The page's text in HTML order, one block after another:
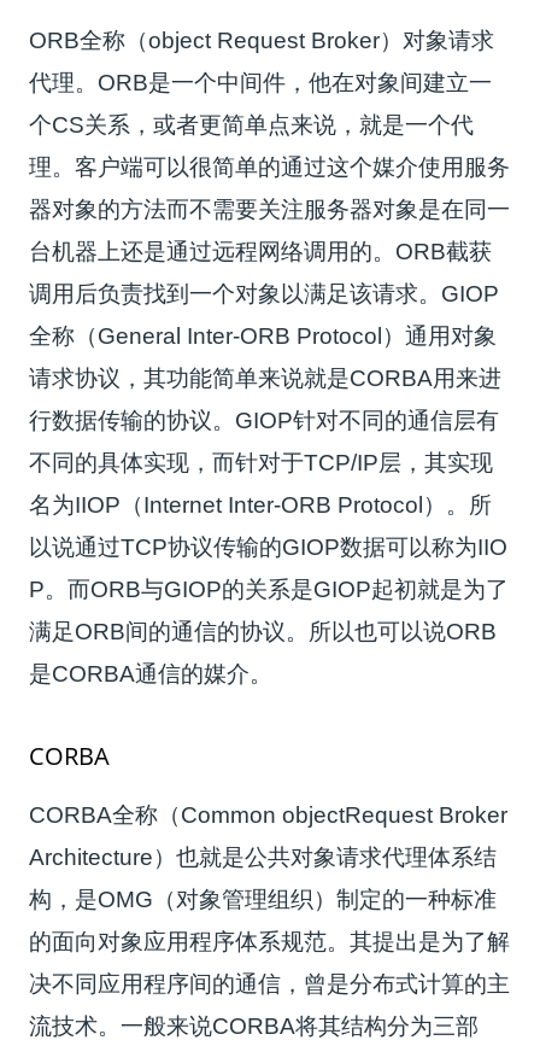
ORB全称（object Request Broker）对象请求
代理。ORB是一个中间件，他在对象间建立一
个CS关系，或者更简单点来说，就是一个代
理。客户端可以很简单的通过这个媒介使用服务
器对象的方法而不需要关注服务器对象是在同一
台机器上还是通过远程网络调用的。ORB截获
调用后负责找到一个对象以满足该请求。GIOP
全称（General Inter-ORB Protocol）通用对象
请求协议，其功能简单来说就是CORBA用来进
行数据传输的协议。GIOP针对不同的通信层有
不同的具体实现，而针对于TCP/IP层，其实现
名为IIOP（Internet Inter-ORB Protocol）。所
以说通过TCP协议传输的GIOP数据可以称为IIO
P。而ORB与GIOP的关系是GIOP起初就是为了
满足ORB间的通信的协议。所以也可以说ORB
是CORBA通信的媒介。
CORBA
CORBA全称（Common objectRequest Broker
Architecture）也就是公共对象请求代理体系结
构，是OMG（对象管理组织）制定的一种标准
的面向对象应用程序体系规范。其提出是为了解
决不同应用程序间的通信，曾是分布式计算的主
流技术。一般来说CORBA将其结构分为三部